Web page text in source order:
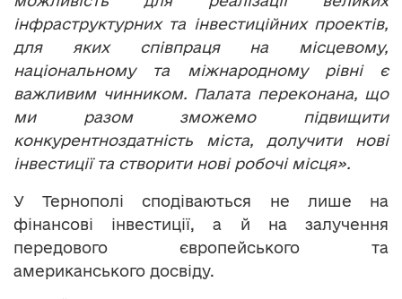
інфраструктурних та інвестиційних проектів,
для яких співпраця на місцевому,
національному та міжнародному рівні є
важливим чинником. Палата переконана, що
ми разом зможемо підвищити
конкурентноздатність міста, долучити нові
інвестиції та створити нові робочі місця».
У Тернополі сподіваються не лише на
фінансові інвестиції, а й на залучення
передового європейського та
американського досвіду.